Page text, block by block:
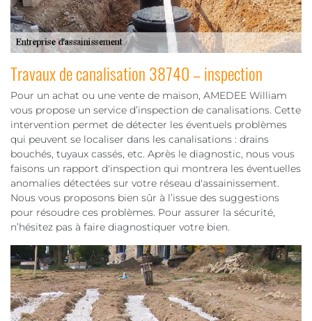
Travaux de canalisation 38740 – inspection
Pour un achat ou une vente de maison, AMEDEE William
vous propose un service d’inspection de canalisations. Cette
intervention permet de détecter les éventuels problèmes
qui peuvent se localiser dans les canalisations : drains
bouchés, tuyaux cassés, etc. Après le diagnostic, nous vous
faisons un rapport d'inspection qui montrera les éventuelles
anomalies détectées sur votre réseau d'assainissement.
Nous vous proposons bien sûr à l’issue des suggestions
pour résoudre ces problèmes. Pour assurer la sécurité,
n’hésitez pas à faire diagnostiquer votre bien.